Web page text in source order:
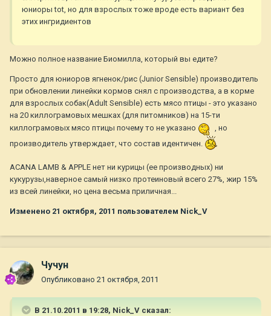
юниоры tot, но для взрослых тоже вроде есть вариант без
этих ингридиентов
Можно полное название Биомилла, который вы едите?
Просто для юниоров ягненок/рис (Junior Sensible) производитель
при обновлении линейки кормов снял с производства, а в корме
для взрослых собак(Adult Sensible) есть мясо птицы - это указано
на 20 киллограмовых мешках (для питомников) на 15-ти
киллограмовых мясо птицы почему то не указано
, но
производитель утверждает, что состав идентичен.
ACANA LAMB & APPLE нет ни курицы (ее производных) ни
кукурузы,наверное самый низко протеиновый всего 27%, жир 15%
из всей линейки, но цена весьма приличная...
Изменено 21 октября, 2011 пользователем Nick_V
Чучун
Опубликовано 21 октября, 2011
В 21.10.2011 в 19:28, Nick_V сказал: